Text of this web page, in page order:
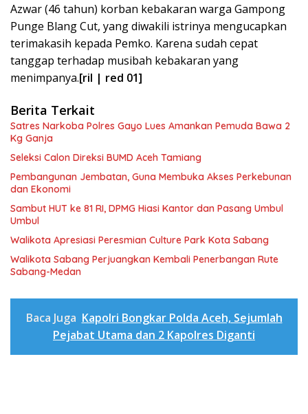
Azwar (46 tahun) korban kebakaran warga Gampong
Punge Blang Cut, yang diwakili istrinya mengucapkan
terimakasih kepada Pemko. Karena sudah cepat
tanggap terhadap musibah kebakaran yang
menimpanya.[ril | red 01]
Berita Terkait
Satres Narkoba Polres Gayo Lues Amankan Pemuda Bawa 2
Kg Ganja
Seleksi Calon Direksi BUMD Aceh Tamiang
Pembangunan Jembatan, Guna Membuka Akses Perkebunan
dan Ekonomi
Sambut HUT ke 81 RI, DPMG Hiasi Kantor dan Pasang Umbul
Umbul
Walikota Apresiasi Peresmian Culture Park Kota Sabang
Walikota Sabang Perjuangkan Kembali Penerbangan Rute
Sabang-Medan
Baca Juga Kapolri Bongkar Polda Aceh, Sejumlah
Pejabat Utama dan 2 Kapolres Diganti